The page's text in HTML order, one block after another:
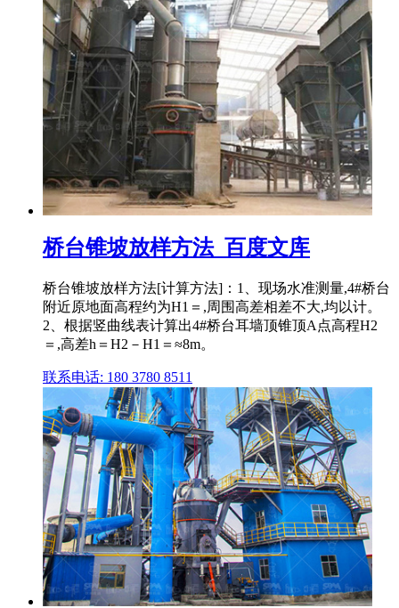
桥台锥坡放样方法_百度文库
桥台锥坡放样方法[计算方法]：1、现场水准测量,4#桥台
附近原地面高程约为H1＝,周围高差相差不大,均以计。
2、根据竖曲线表计算出4#桥台耳墙顶锥顶A点高程H2
＝,高差h＝H2－H1＝≈8m。
联系电话: 180 3780 8511